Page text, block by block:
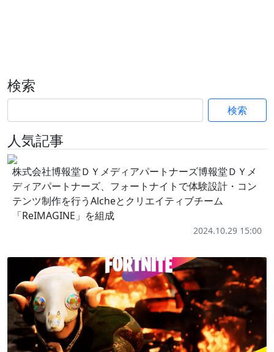
検索
検索
人気記事
株式会社博報堂ＤＹメディアパートナーズ博報堂ＤＹメ
ディアパートナーズ、フォートナイトで体験設計・コン
テンツ制作を行うAlcheとクリエイティブチーム
「ReIMAGINE」を組成
2024.10.29 15:00